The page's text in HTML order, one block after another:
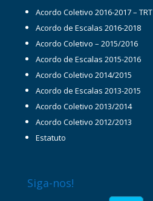
Acordo Coletivo 2016-2017 – TRT
Acordo de Escalas 2016-2018
Acordo Coletivo – 2015/2016
Acordo de Escalas 2015-2016
Acordo Coletivo 2014/2015
Acordo de Escalas 2013-2015
Acordo Coletivo 2013/2014
Acordo Coletivo 2012/2013
Estatuto
Siga-nos!